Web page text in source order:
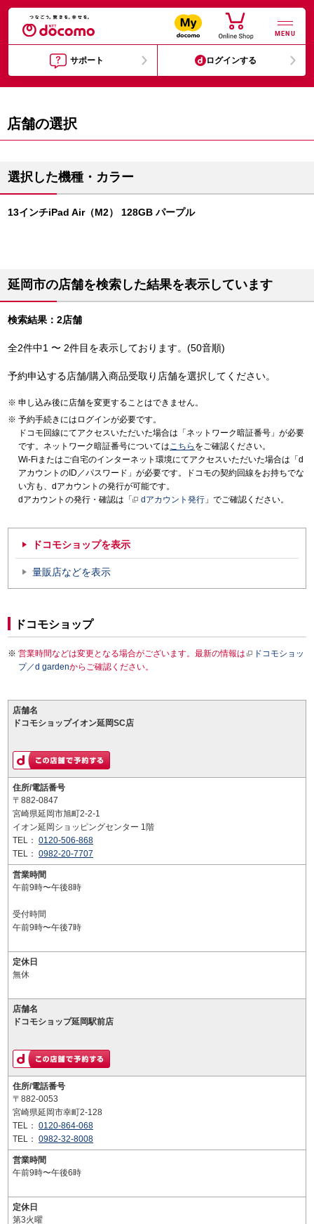
MENU
サポート ログインする
店舗の選択
選択した機種・カラー
13インチiPad Air（M2） 128GB パープル
延岡市の店舗を検索した結果を表示しています
検索結果：2店舗
全2件中1 〜 2件目を表示しております。(50音順)
予約申込する店舗/購入商品受取り店舗を選択してください。
申し込み後に店舗を変更することはできません。
予約手続きにはログインが必要です。
ドコモ回線にてアクセスいただいた場合は「ネットワーク暗証番号」が必要
です。ネットワーク暗証番号についてはこちら をご確認ください。
Wi-Fiまたはご自宅のインターネット環境にてアクセスいただいた場合は「d
アカウントのID／パスワード」が必要です。ドコモの契約回線をお持ちでな
い方も、dアカウントの発行が可能です。
dアカウントの発行・確認は「
dアカウント発行 」でご確認ください。
ドコモショップを表示
量販店などを表示
ドコモショップ
営業時間などは変更となる場合がございます。最新の情報は
ドコモショッ
プ／d gardenからご確認ください。
店舗名
ドコモショップイオン延岡SC店
住所/電話番号
〒882-0847
宮崎県延岡市旭町2-2-1
イオン延岡ショッピングセンター 1階
TEL： 0120-506-868
TEL： 0982-20-7707
営業時間
午前9時〜午後8時
受付時間
午前9時〜午後7時
定休日
無休
店舗名
ドコモショップ延岡駅前店
住所/電話番号
〒882-0053
宮崎県延岡市幸町2-128
TEL： 0120-864-068
TEL： 0982-32-8008
営業時間
午前9時〜午後6時
定休日
第3火曜